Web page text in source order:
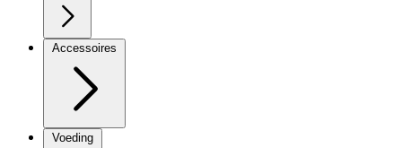
Accessoires
Voeding